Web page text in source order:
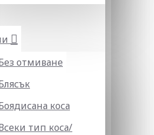
отмиване
коса
тип коса/